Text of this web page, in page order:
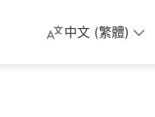
中文 (繁體)